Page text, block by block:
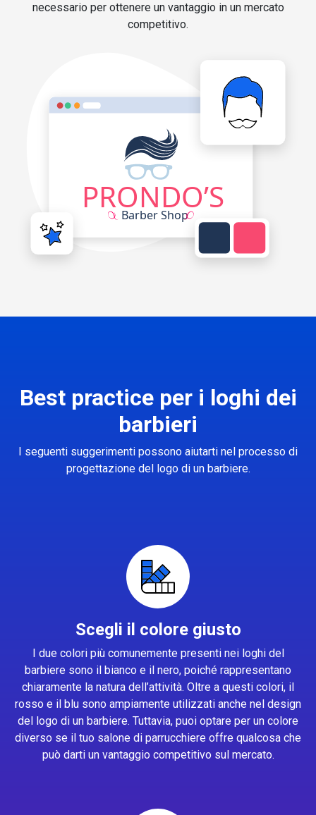
necessario per ottenere un vantaggio in un mercato
competitivo.
Best practice per i loghi dei
barbieri
I seguenti suggerimenti possono aiutarti nel processo di
progettazione del logo di un barbiere.
Scegli il colore giusto
I due colori più comunemente presenti nei loghi del
barbiere sono il bianco e il nero, poiché rappresentano
chiaramente la natura dell’attività. Oltre a questi colori, il
rosso e il blu sono ampiamente utilizzati anche nel design
del logo di un barbiere. Tuttavia, puoi optare per un colore
diverso se il tuo salone di parrucchiere offre qualcosa che
può darti un vantaggio competitivo sul mercato.